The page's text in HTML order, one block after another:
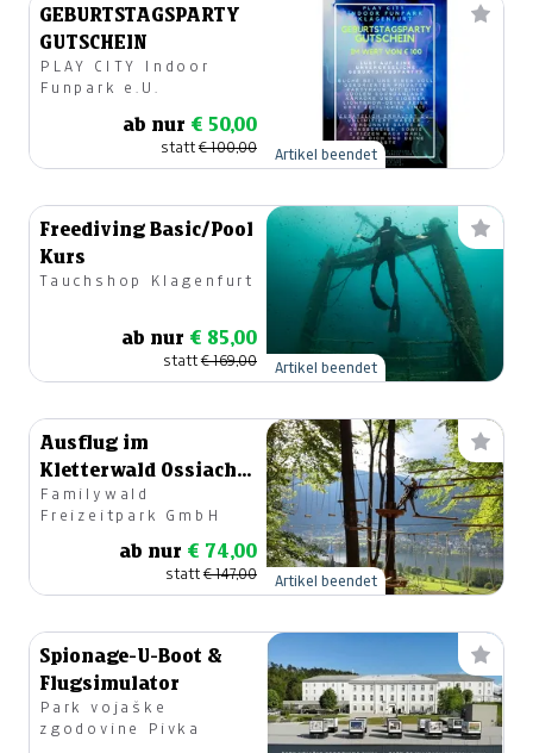
GEBURTSTAGSPARTY
GUTSCHEIN
PLAY CITY Indoor
Funpark e.U.
ab nur € 50,00
statt€ 100,00 Artikel beendet
Freediving Basic/Pool
Kurs
Tauchshop Klagenfurt
ab nur € 85,00
statt€ 169,00 Artikel beendet
Ausflug im
Kletterwald Ossiacher
See
Familywald
Freizeitpark GmbH
ab nur € 74,00
statt€ 147,00 Artikel beendet
Spionage-U-Boot &
Flugsimulator
Park vojaške
zgodovine Pivka